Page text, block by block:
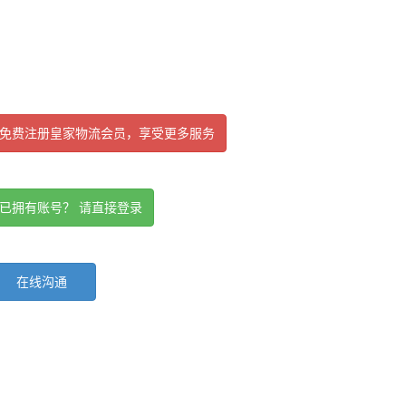
免费注册皇家物流会员，享受更多服务
已拥有账号？ 请直接登录
在线沟通